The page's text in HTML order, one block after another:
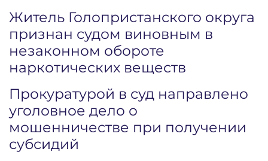
Житель Голопристанского округа
признан судом виновным в
незаконном обороте
наркотических веществ
Прокуратурой в суд направлено
уголовное дело о
мошенничестве при получении
субсидий